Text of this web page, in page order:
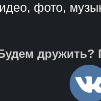
фото,
дружить?